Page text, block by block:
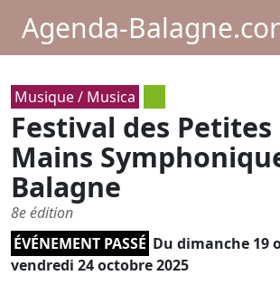
Agenda-
Musique / Musica
Festival des Petites
Mains
Balagne
8e édition
ÉVÉNEMENT PASSÉ Du dimanche 19
vendredi 24 octobre 2025